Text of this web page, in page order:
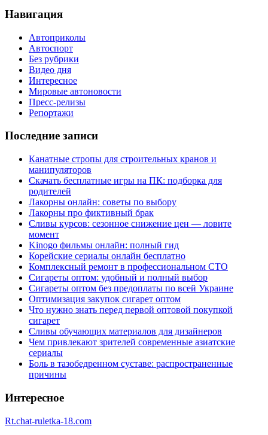
Навигация
Автоприколы
Автоспорт
Без рубрики
Видео дня
Интересное
Мировые автоновости
Пресс-релизы
Репортажи
Последние записи
Канатные стропы для строительных кранов и
манипуляторов
Скачать бесплатные игры на ПК: подборка для
родителей
Лакорны онлайн: советы по выбору
Лакорны про фиктивный брак
Сливы курсов: сезонное снижение цен — ловите
момент
Kinogo фильмы онлайн: полный гид
Корейские сериалы онлайн бесплатно
Комплексный ремонт в профессиональном СТО
Сигареты оптом: удобный и полный выбор
Сигареты оптом без предоплаты по всей Украине
Оптимизация закупок сигарет оптом
Что нужно знать перед первой оптовой покупкой
сигарет
Сливы обучающих материалов для дизайнеров
Чем привлекают зрителей современные азиатские
сериалы
Боль в тазобедренном суставе: распространенные
причины
Интересное
Rt.chat-ruletka-18.com